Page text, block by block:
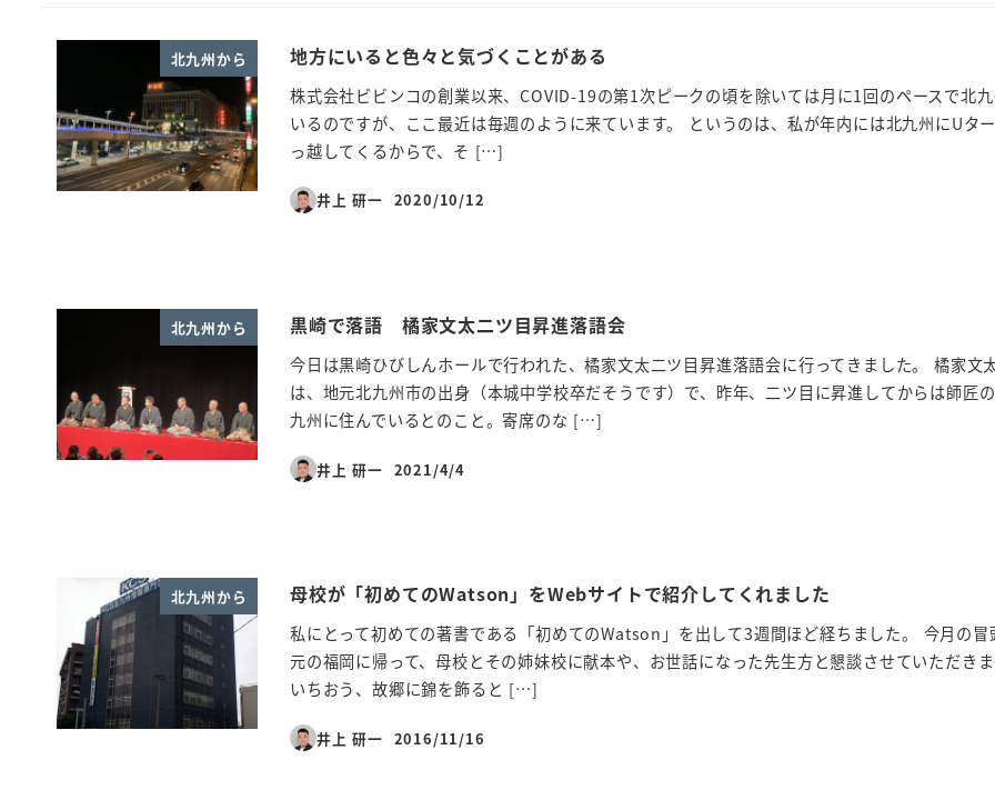
北九州から 地方にいると色々と気づくことがある
株式会社ビビンコの創業以来、COVID-19の第1次ピークの頃を除いては月に1回のペースで北
いるのですが、ここ最近は毎週のように来ています。 というのは、私が年内には北九州にUタ
っ越してくるからで、そ […]
井上 研一
投稿日
2020/10/12
北九州から 黒崎で落語 橘家文太二ツ目昇進落語会
今日は黒崎ひびしんホールで行われた、橘家文太二ツ目昇進落語会に行ってきました。 橘家文
は、地元北九州市の出身（本城中学校卒だそうです）で、昨年、二ツ目に昇進してからは師匠
九州に住んでいるとのこと。寄席のな […]
井上 研一
投稿日
2021/4/4
北九州から 母校が「初めてのWatson」をWebサイトで紹介してくれました
私にとって初めての著書である「初めてのWatson」を出して3週間ほど経ちました。 今月の冒
元の福岡に帰って、母校とその姉妹校に献本や、お世話になった先生方と懇談させていただきま
いちおう、故郷に錦を飾ると […]
井上 研一
投稿日
2016/11/16